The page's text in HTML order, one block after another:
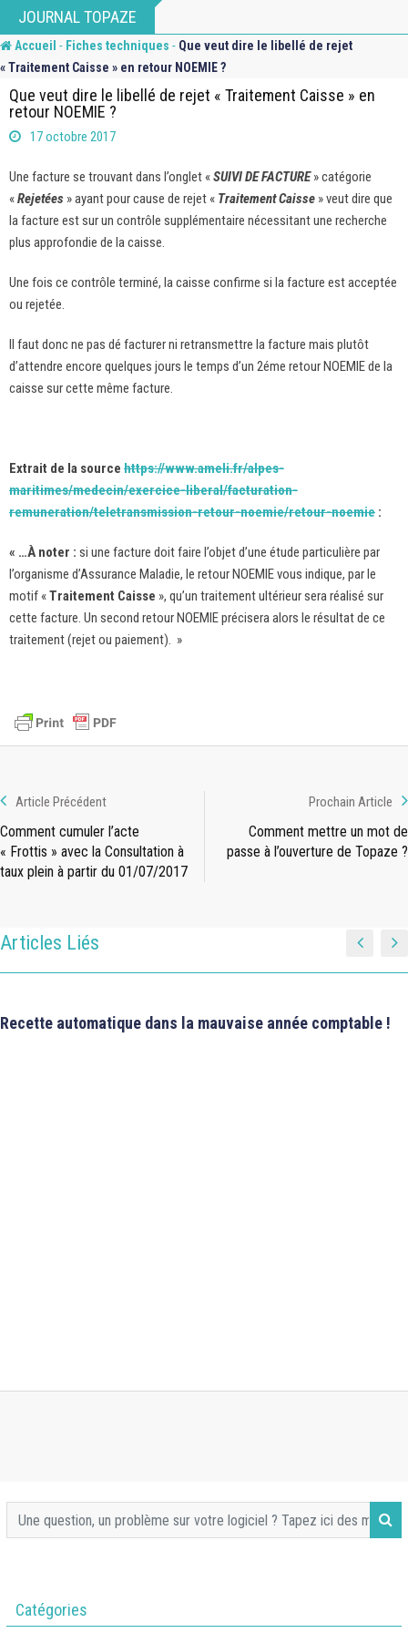
to
content
JOURNAL TOPAZE
Accueil - Fiches techniques - Que veut dire le libellé de rejet
« Traitement Caisse » en retour NOEMIE ?
Que veut dire le libellé de rejet « Traitement Caisse » en
retour NOEMIE ?
17 octobre 2017
Une facture se trouvant dans l’onglet «SUIVI DE FACTURE» catégorie
«Rejetées » ayant pour cause de rejet « Traitement Caisse » veut dire que
la facture est sur un contrôle supplémentaire nécessitant une recherche
plus approfondie de la caisse.
Une fois ce contrôle terminé, la caisse confirme si la facture est acceptée
ou rejetée.
Il faut donc ne pas dé facturer ni retransmettre la facture mais plutôt
d’attendre encore quelques jours le temps d’un 2éme retour NOEMIE de la
caisse sur cette même facture.
Extrait de la source https://www.ameli.fr/alpes-
maritimes/medecin/exercice-liberal/facturation-
remuneration/teletransmission-retour-noemie/retour-noemie :
« …À noter : si une facture doit faire l’objet d’une étude particulière par
l’organisme d’Assurance Maladie, le retour NOEMIE vous indique, par le
motif «Traitement Caisse », qu’un traitement ultérieur sera réalisé sur
cette facture. Un second retour NOEMIE précisera alors le résultat de ce
traitement (rejet ou paiement). »
Article Précédent
Comment cumuler l’acte
« Frottis » avec la Consultation à
taux plein à partir du 01/07/2017
Prochain Article
Comment mettre un mot de
passe à l’ouverture de Topaze ?
Articles Liés
Recette automatique dans la mauvaise année comptable !
Catégories